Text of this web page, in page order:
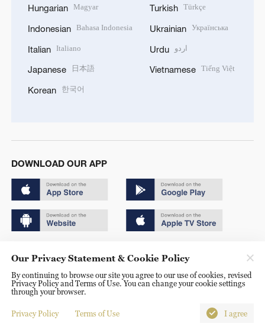
Hungarian Magyar
Indonesian Bahasa Indonesia
Italian Italiano
Japanese 日本語
Korean 한국어
Turkish Türkçe
Ukrainian Українська
Urdu اردو
Vietnamese Tiếng Việt
DOWNLOAD OUR APP
京ICP备20000184号
京公网安备 11010502050052号
Disinformation report hotline: 010-85061466
Our Privacy Statement & Cookie Policy
By continuing to browse our site you agree to our use of cookies, revised
Privacy Policy and Terms of Use. You can change your cookie settings
through your browser.
Privacy Policy Terms of Use I agree